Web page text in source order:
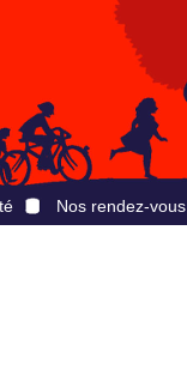
Nos rendez-vous